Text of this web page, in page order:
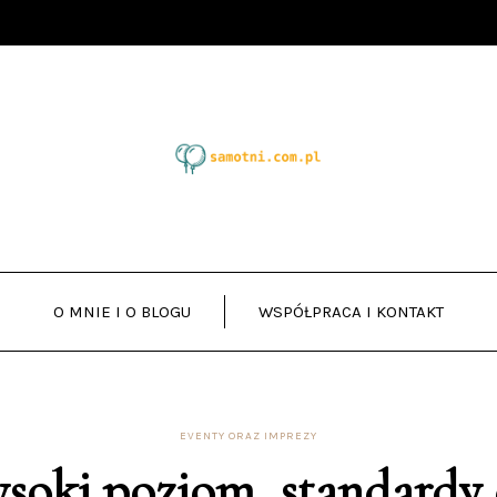
O MNIE I O BLOGU WSPÓŁPRACA I KONTAKT
EVENTY ORAZ IMPREZY